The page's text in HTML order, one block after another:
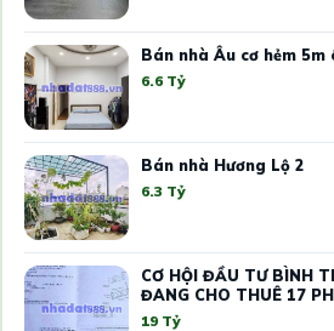
Bán nhà Âu cơ hẻm 5m
6.6 Tỷ
Bán nhà Hương Lộ 2
6.3 Tỷ
CƠ HỘI ĐẦU TƯ BÌNH
ĐANG CHO THUÊ 17
19 TỶ
19 Tỷ